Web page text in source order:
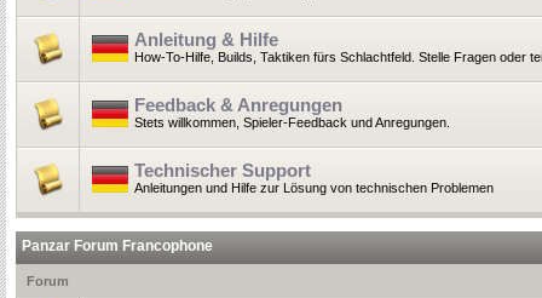
Anleitung & Hilfe
How-To-Hilfe, Builds, Taktiken fürs Schlachtfeld. Stelle Fragen oder
Feedback & Anregungen
Stets willkommen, Spieler-Feedback und Anregungen.
Technischer Support
Anleitungen und Hilfe zur Lösung von technischen Problemen
Panzar Forum Francophone
Forum